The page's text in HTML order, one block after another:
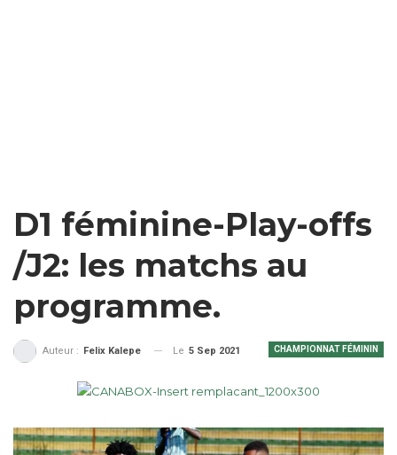
D1 féminine-Play-offs
/J2: les matchs au
programme.
CHAMPIONNAT FÉMININ
Auteur : Felix Kalepe Le 5 Sep 2021